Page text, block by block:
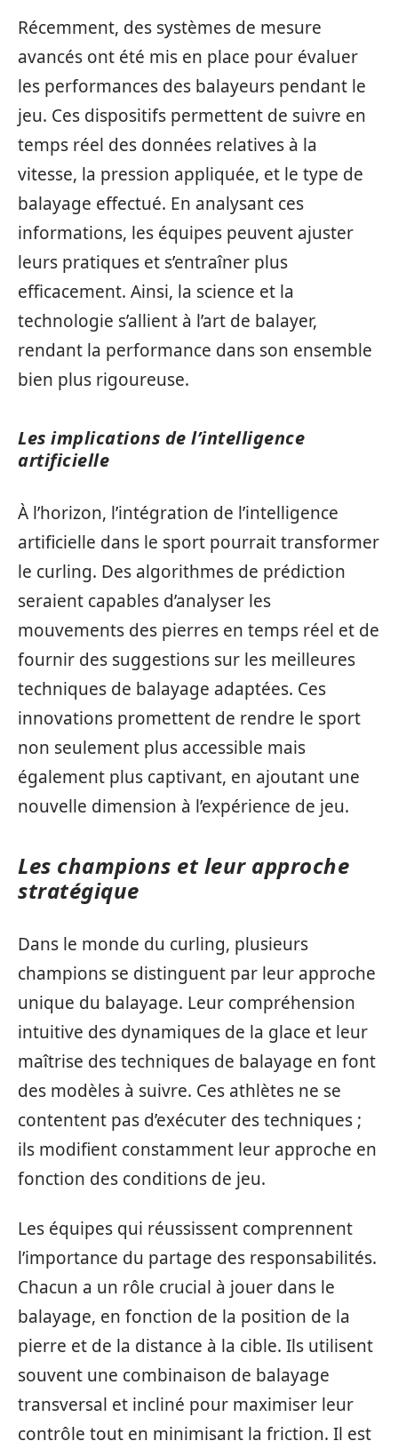
Récemment, des systèmes de mesure
avancés ont été mis en place pour évaluer
les performances des balayeurs pendant le
jeu. Ces dispositifs permettent de suivre en
temps réel des données relatives à la
vitesse, la pression appliquée, et le type de
balayage effectué. En analysant ces
informations, les équipes peuvent ajuster
leurs pratiques et s’entraîner plus
efficacement. Ainsi, la science et la
technologie s’allient à l’art de balayer,
rendant la performance dans son ensemble
bien plus rigoureuse.
Les implications de l’intelligence
artificielle
À l’horizon, l’intégration de l’intelligence
artificielle dans le sport pourrait transformer
le curling. Des algorithmes de prédiction
seraient capables d’analyser les
mouvements des pierres en temps réel et de
fournir des suggestions sur les meilleures
techniques de balayage adaptées. Ces
innovations promettent de rendre le sport
non seulement plus accessible mais
également plus captivant, en ajoutant une
nouvelle dimension à l’expérience de jeu.
Les champions et leur approche
stratégique
Dans le monde du curling, plusieurs
champions se distinguent par leur approche
unique du balayage. Leur compréhension
intuitive des dynamiques de la glace et leur
maîtrise des techniques de balayage en font
des modèles à suivre. Ces athlètes ne se
contentent pas d’exécuter des techniques ;
ils modifient constamment leur approche en
fonction des conditions de jeu.
Les équipes qui réussissent comprennent
l’importance du partage des responsabilités.
Chacun a un rôle crucial à jouer dans le
balayage, en fonction de la position de la
pierre et de la distance à la cible. Ils utilisent
souvent une combinaison de balayage
transversal et incliné pour maximiser leur
contrôle tout en minimisant la friction. Il est